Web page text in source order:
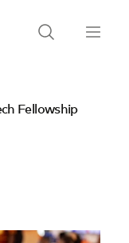
Fellowship